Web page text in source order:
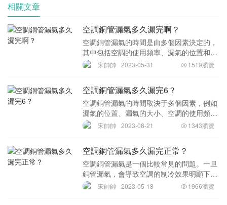
相關文章
空調銅管漏氣多久漏完啊？
空調銅管漏氣的時間是由多個因素決定的，
其中包括空調的使用頻率、漏氣的位置和大
小、管道材質等等。一般而言，在使用環境
完。然而，
宋帥帥 2023-05-31 1519瀏覽
空調銅管漏氣多久漏完6？
空調銅管漏氣的時間取決于多個因素，例如
漏氣的位置、漏氣的大小、空調的使用頻率
和溫度以及空調銅管的質量等。 一般來說，
管道中逃
宋帥帥 2023-08-21 1343瀏覽
空調銅管漏氣多久漏完正常？
空調銅管漏氣是一個比較常見的問題。一旦
銅管漏氣，會導致空調的制冷效果明顯下
降，甚至無法正常工作。那么，空調銅管漏
宋帥帥 2023-05-18 1966瀏覽